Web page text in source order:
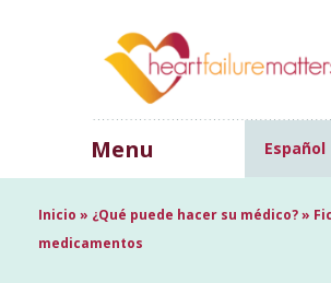
Menu Español
Inicio » ¿Qué puede hacer su médico?»
medicamentos